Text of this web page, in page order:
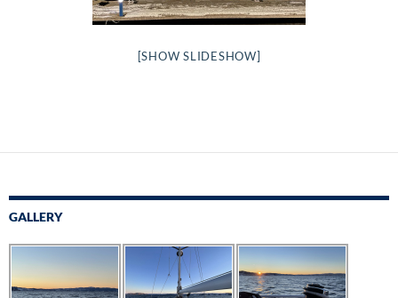
[SHOW SLIDESHOW]
GALLERY